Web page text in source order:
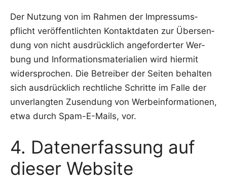
Der Nut­zung von im Rah­men der Impres­sums­
pflicht ver­öf­fent­lich­ten Kon­takt­da­ten zur Über­sen­
dung von nicht aus­drück­lich ange­for­der­ter Wer­
bung und Infor­ma­ti­ons­ma­te­ria­li­en wird hier­mit
wider­spro­chen. Die Betrei­ber der Sei­ten behal­ten
sich aus­drück­lich recht­li­che Schrit­te im Fal­le der
unver­lang­ten Zusen­dung von Wer­be­infor­ma­tio­nen,
etwa durch Spam-E-Mails, vor.
4. Datenerfassung auf
dieser Website